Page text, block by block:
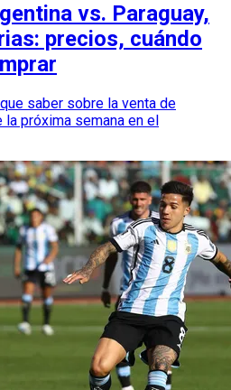
vs. Paraguay,
precios, cuándo
saber sobre la venta de
próxima semana en el